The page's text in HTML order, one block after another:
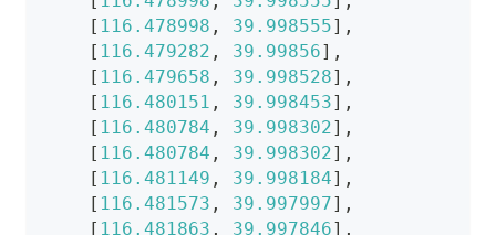
[ 116.478998 , 39.998555] ,
[ 116.479282 , 39.99856] ,
[ 116.479658 , 39.998528] ,
[ 116.480151 , 39.998453] ,
[ 116.480784 , 39.998302] ,
[ 116.480784 , 39.998302] ,
[ 116.481149 , 39.998184] ,
[ 116.481573 , 39.997997] ,
[ 116.481863 , 39.997846] ,